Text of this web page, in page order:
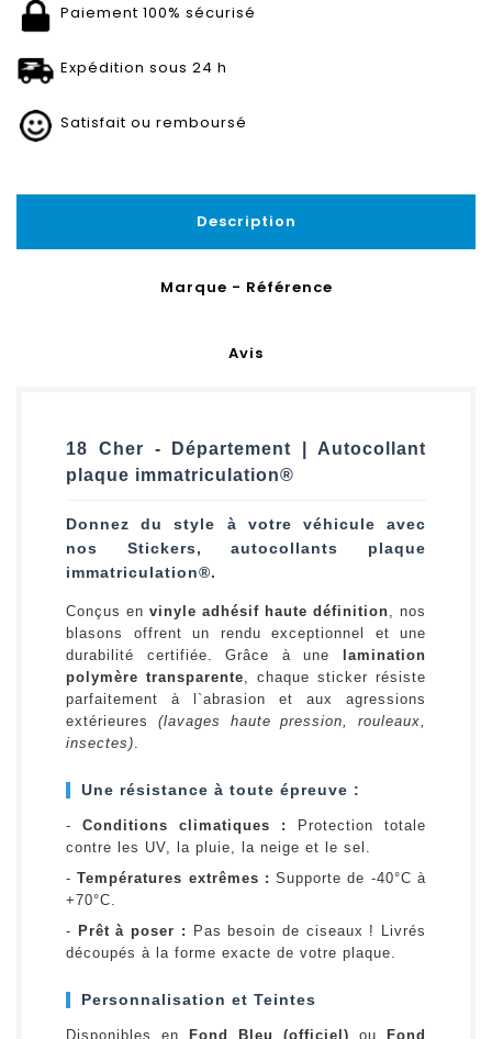
Paiement 100% sécurisé
Expédition sous 24 h
Satisfait ou remboursé
Description
Marque - Référence
Avis
18 Cher - Département | Autocollant
plaque immatriculation®
Donnez du style à votre véhicule avec
nos Stickers, autocollants plaque
immatriculation®.
Conçus en vinyle adhésif haute définition , nos
blasons offrent un rendu exceptionnel et une
durabilité certifiée. Grâce à une
lamination
polymère transparente , chaque sticker résiste
parfaitement à l`abrasion et aux agressions
extérieures (lavages haute pression, rouleaux,
insectes)
Une résistance à toute épreuve :
- Conditions climatiques :
Protection totale
contre les UV, la pluie, la neige et le sel.
-Températures extrêmes : Supporte de -40°C à
+70°C.
- Prêt à poser :
Pas besoin de ciseaux ! Livrés
découpés à la forme exacte de votre plaque.
Personnalisation et Teintes
Disponibles en Fond Bleu (officiel) ou
Fond